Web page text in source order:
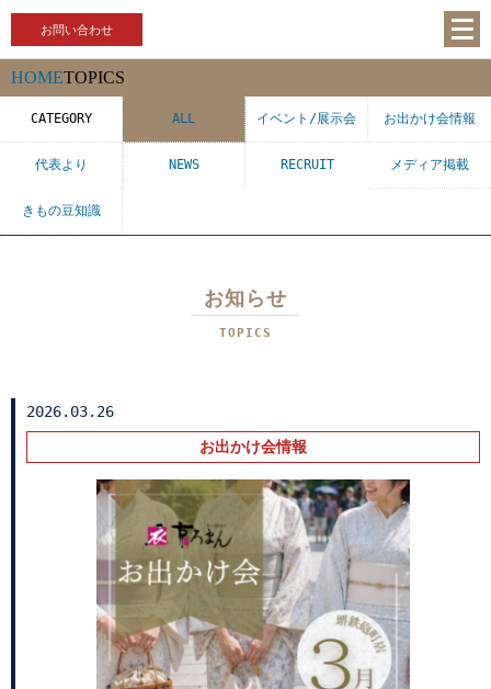
お問い合わせ
HOMETOPICS
CATEGORY ALL イベント/展示会 お出かけ会情報
代表より NEWS RECRUIT メディア掲載
きもの豆知識
お知らせ
TOPICS
2026.03.26
お出かけ会情報